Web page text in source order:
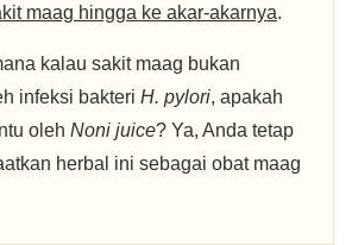
maag hingga ke akar-akarnya.
kalau sakit maag bukan
infeksi bakteri H. pylori, apakah
oleh Noni juice? Ya, Anda tetap
herbal ini sebagai obat maag